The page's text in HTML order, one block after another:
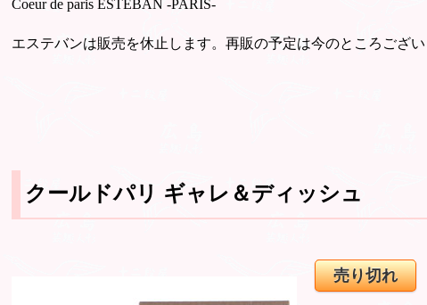
Coeur de paris ESTEBAN -PARIS-
エステバンは販売を休止します。再販の予定は今のところござい
クールドパリ ギャレ＆ディッシュ
売り切れ